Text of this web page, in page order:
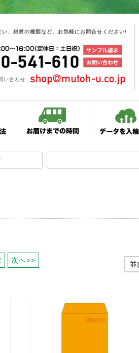
い、封筒の種類など、お気軽にお問合せください!
い合わせ
次へ>>